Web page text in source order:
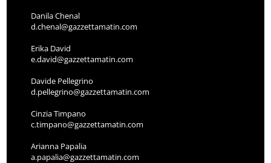
Danila Chenal
d.chenal@gazzettamatin.com
Erika David
e.david@gazzettamatin.com
Davide Pellegrino
d.pellegrino@gazzettamatin.com
Cinzia Timpano
c.timpano@gazzettamatin.com
Arianna Papalia
a.papalia@gazzettamatin.com